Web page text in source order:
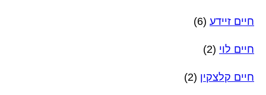
חיים זיידע (6)
חיים לוי (2)
חיים קלצקין (2)